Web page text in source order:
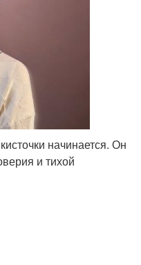
начинается. Он
и тихой